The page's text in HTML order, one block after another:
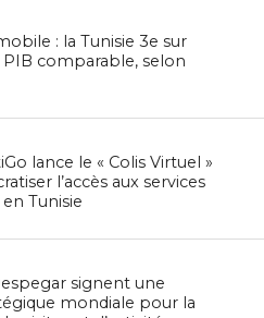
: la Tunisie 3e sur
comparable, selon
lance le « Colis Virtuel »
l’accès aux services
Tunisie
signent une
mondiale pour la